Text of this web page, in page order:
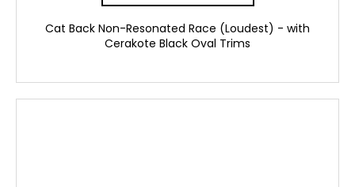
Cat Back Non-Resonated Race (Loudest) - with
Cerakote Black Oval Trims